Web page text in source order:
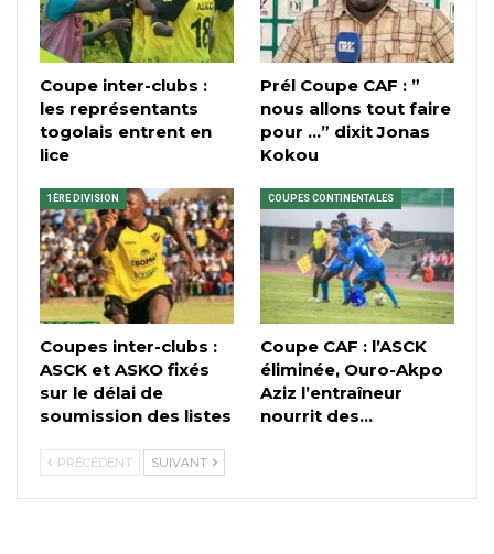
Coupe inter-clubs :
les représentants
togolais entrent en
lice
Prél Coupe CAF : ”
nous allons tout faire
pour …” dixit Jonas
Kokou
1ÈRE DIVISION
Coupes inter-clubs :
ASCK et ASKO fixés
sur le délai de
soumission des listes
COUPES CONTINENTALES
Coupe CAF : l’ASCK
éliminée, Ouro-Akpo
Aziz l’entraîneur
nourrit des…
PRÉCÉDENT SUIVANT